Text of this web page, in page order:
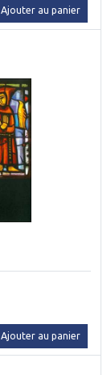
Ajouter au panier
Ajouter au panier